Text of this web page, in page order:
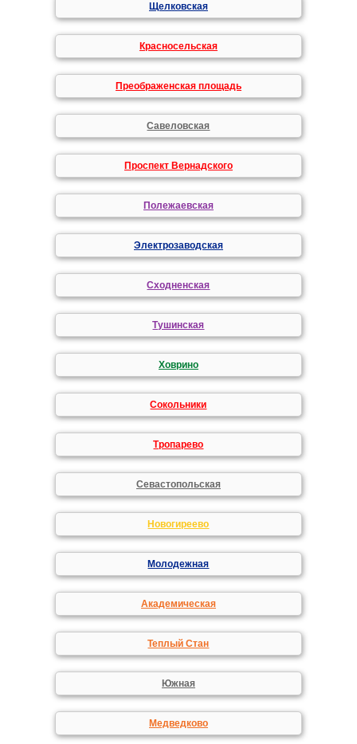
Щелковская
Красносельская
Преображенская площадь
Савеловская
Проспект Вернадского
Полежаевская
Электрозаводская
Сходненская
Тушинская
Ховрино
Сокольники
Тропарево
Севастопольская
Новогиреево
Молодежная
Академическая
Теплый Стан
Южная
Медведково